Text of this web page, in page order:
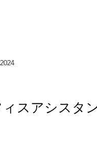
スアシスタ